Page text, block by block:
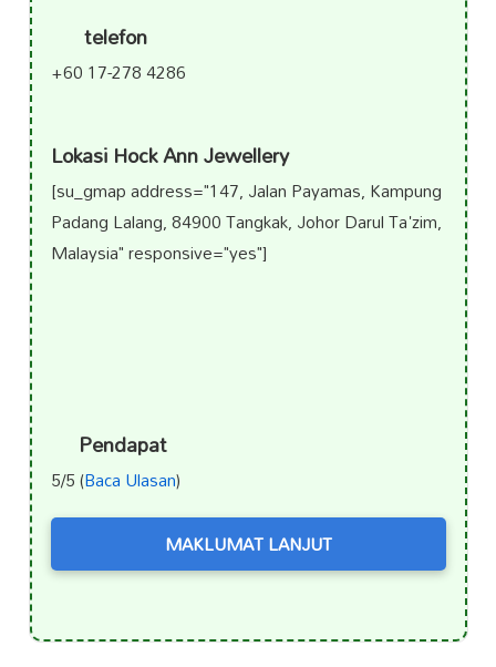
telefon
+60 17-278 4286
Lokasi Hock Ann Jewellery
[su_gmap address="147, Jalan Payamas, Kampung
Padang Lalang, 84900 Tangkak, Johor Darul Ta'zim,
Malaysia" responsive="yes"]
Pendapat
5/5 (Baca Ulasan)
MAKLUMAT LANJUT